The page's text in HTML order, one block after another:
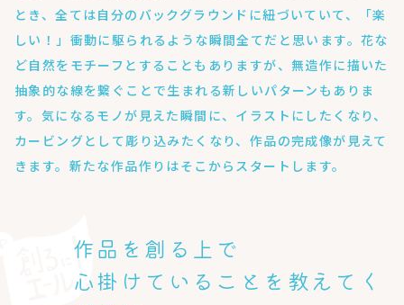
とき、全ては自分のバックグラウンドに紐づいていて、「楽
しい！」衝動に駆られるような瞬間全てだと思います。花な
ど自然をモチーフとすることもありますが、無造作に描いた
抽象的な線を繋ぐことで生まれる新しいパターンもありま
す。気になるモノが見えた瞬間に、イラストにしたくなり、
カービングとして彫り込みたくなり、作品の完成像が見えて
きます。新たな作品作りはそこからスタートします。
作品を創る上で
心掛けていることを教えてく